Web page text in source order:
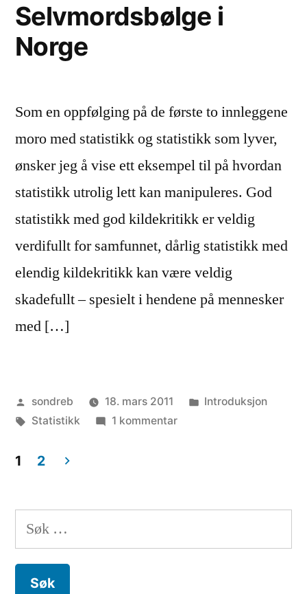
Selvmordsbølge i
Norge
Som en oppfølging på de første to innleggene
moro med statistikk og statistikk som lyver,
ønsker jeg å vise ett eksempel til på hvordan
statistikk utrolig lett kan manipuleres. God
statistikk med god kildekritikk er veldig
verdifullt for samfunnet, dårlig statistikk med
elendig kildekritikk kan være veldig
skadefullt – spesielt i hendene på mennesker
med […]
Publisert
av
sondreb 18. mars 2011
Publisert
Introduksjon
Stikkord:
Statistikk 1 kommentartil
1 2
Søk
etter: